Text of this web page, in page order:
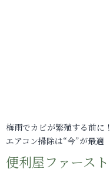
梅雨でカビが繁殖する前に！
エアコン掃除は“今”が最適
便利屋ファースト